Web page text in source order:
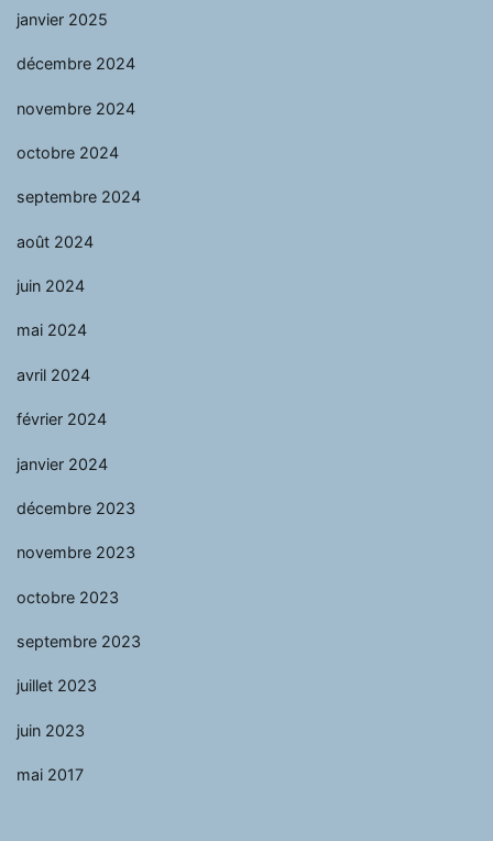
janvier 2025
décembre 2024
novembre 2024
octobre 2024
septembre 2024
août 2024
juin 2024
mai 2024
avril 2024
février 2024
janvier 2024
décembre 2023
novembre 2023
octobre 2023
septembre 2023
juillet 2023
juin 2023
mai 2017